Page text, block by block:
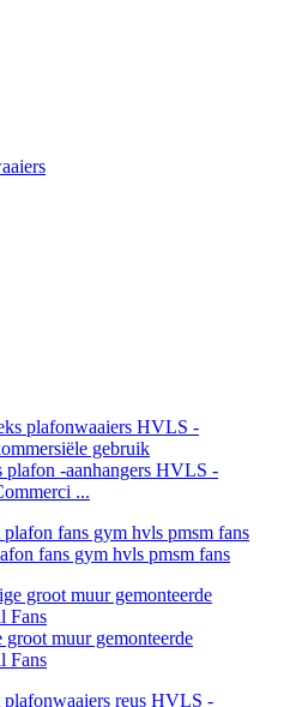
plafon -aanhangers HVLS -
...
fans gym hvls pmsm fans
muur gemonteerde
Fans